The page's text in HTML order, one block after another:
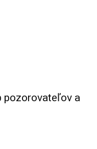
pozorovateľov a